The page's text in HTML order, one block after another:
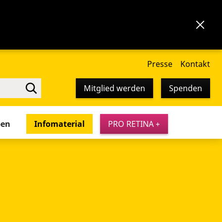
Presse Kontakt
Mitglied werden Spenden
Infomaterial PRO RETINA +